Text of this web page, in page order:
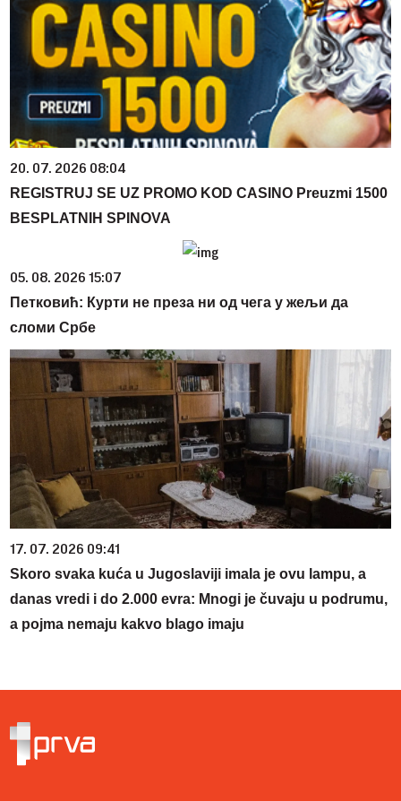
20. 07. 2026 08:04
REGISTRUJ SE UZ PROMO KOD CASINO Preuzmi 1500
BESPLATNIH SPINOVA
05. 08. 2026 15:07
Петковић: Курти не преза ни од чега у жељи да
сломи Србе
17. 07. 2026 09:41
Skoro svaka kuća u Jugoslaviji imala je ovu lampu, a
danas vredi i do 2.000 evra: Mnogi je čuvaju u podrumu,
a pojma nemaju kakvo blago imaju